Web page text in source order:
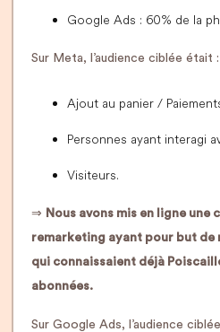
Google Ads : 60% de la
Sur Meta, l’audience ciblée était :
Ajout au panier /
Personnes ayant interagi
Visiteurs.
⇒ Nous avons mis en ligne une
remarketing ayant pour but de
qui connaissaient déjà
abonnées.
Sur Google Ads, l’audience